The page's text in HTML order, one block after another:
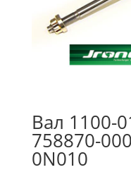
Вал 1100-
758870-
0N010